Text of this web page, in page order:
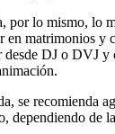
por lo mismo, lo
en matrimonios y
DJ o DVJ y
se recomienda
dependiendo de